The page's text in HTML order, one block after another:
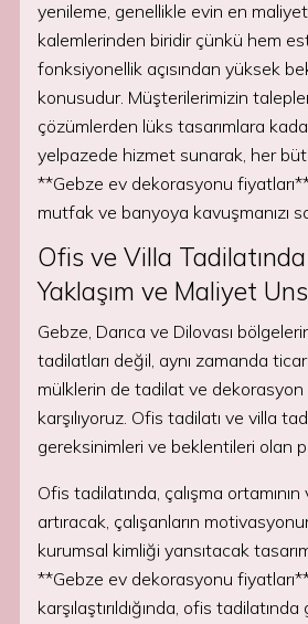
yenileme, genellikle evin en
kalemlerinden biridir çünkü hem
fonksiyonellik açısından yüksek
konusudur. Müşterilerimizin
çözümlerden lüks tasarımlara
yelpazede hizmet sunarak, her
**Gebze ev dekorasyonu
mutfak ve banyoya kavuşmanızı
Ofis ve Villa
Yaklaşım ve Maliyet
Gebze, Darıca ve Dilovası
tadilatları değil, aynı zamanda
mülklerin de tadilat ve dekorasyon
karşılıyoruz. Ofis tadilatı ve villa
gereksinimleri ve beklentileri olan
Ofis tadilatında, çalışma
artıracak, çalışanların
kurumsal kimliği yansıtacak
**Gebze ev dekorasyonu
karşılaştırıldığında, ofis